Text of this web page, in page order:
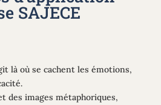
SAJECE
là où se cachent les émotions,
des images métaphoriques,